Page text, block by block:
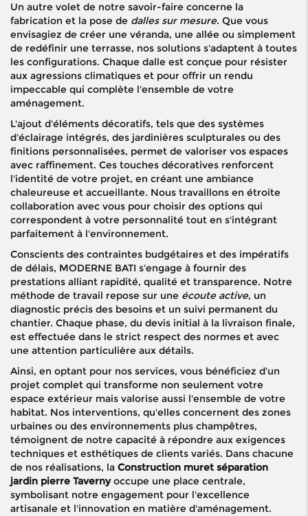
Un autre volet de notre savoir-faire concerne la
fabrication et la pose de dalles sur mesure. Que vous
envisagiez de créer une véranda, une allée ou simplement
de redéfinir une terrasse, nos solutions s'adaptent à toutes
les configurations. Chaque dalle est conçue pour résister
aux agressions climatiques et pour offrir un rendu
impeccable qui complète l'ensemble de votre
aménagement.
L'ajout d'éléments décoratifs, tels que des systèmes
d'éclairage intégrés, des jardinières sculpturales ou des
finitions personnalisées, permet de valoriser vos espaces
avec raffinement. Ces touches décoratives renforcent
l'identité de votre projet, en créant une ambiance
chaleureuse et accueillante. Nous travaillons en étroite
collaboration avec vous pour choisir des options qui
correspondent à votre personnalité tout en s'intégrant
parfaitement à l'environnement.
Conscients des contraintes budgétaires et des impératifs
de délais, MODERNE BATI s'engage à fournir des
prestations alliant rapidité, qualité et transparence. Notre
méthode de travail repose sur une écoute active, un
diagnostic précis des besoins et un suivi permanent du
chantier. Chaque phase, du devis initial à la livraison finale,
est effectuée dans le strict respect des normes et avec
une attention particulière aux détails.
Ainsi, en optant pour nos services, vous bénéficiez d'un
projet complet qui transforme non seulement votre
espace extérieur mais valorise aussi l'ensemble de votre
habitat. Nos interventions, qu'elles concernent des zones
urbaines ou des environnements plus champêtres,
témoignent de notre capacité à répondre aux exigences
techniques et esthétiques de clients variés. Dans chacune
de nos réalisations, la Construction muret séparation
jardin pierre Tavernyoccupe une place centrale,
symbolisant notre engagement pour l'excellence
artisanale et l'innovation en matière d'aménagement.